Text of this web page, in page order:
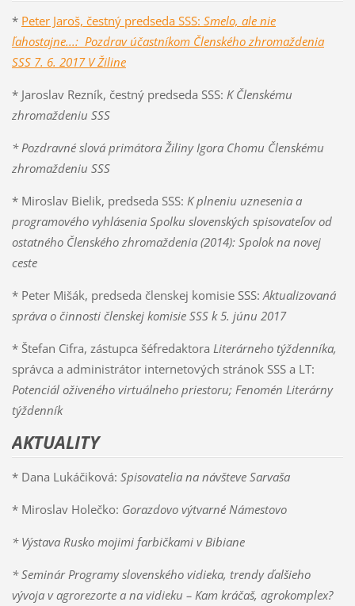
* Peter Jaroš, čestný predseda SSS: Smelo, ale nie
ľahostajne...: Pozdrav účastníkom Členského zhromaždenia
SSS 7. 6. 2017 V Žiline
* Jaroslav Rezník, čestný predseda SSS: K Členskému
zhromaždeniu SSS
* Pozdravné slová primátora Žiliny Igora Chomu Členskému
zhromaždeniu SSS
* Miroslav Bielik, predseda SSS: K plneniu uznesenia a
programového vyhlásenia Spolku slovenských spisovateľov od
ostatného Členského zhromaždenia (2014): Spolok na novej
ceste
* Peter Mišák, predseda členskej komisie SSS: Aktualizovaná
správa o činnosti členskej komisie SSS k 5. júnu 2017
* Štefan Cifra, zástupca šéfredaktora Literárneho týždenníka,
správca a administrátor internetových stránok SSS a LT:
Potenciál oživeného virtuálneho priestoru;Fenomén Literárny
týždenník
AKTUALITY
* Dana Lukáčiková: Spisovatelia na návšteve Sarvaša
* Miroslav Holečko: Gorazdovo výtvarné Námestovo
* Výstava Rusko mojimi farbičkami v Bibiane
* Seminár Programy slovenského vidieka, trendy ďalšieho
vývoja v agrorezorte a na vidieku – Kam kráčaš, agrokomplex?